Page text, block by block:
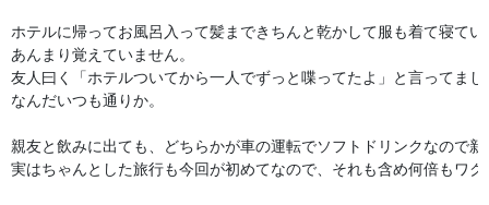
ホテルに帰ってお風呂入って髪まできちんと乾かして服も着て寝て
あんまり覚えていません。
友人曰く「ホテルついてから一人でずっと喋ってたよ」と言ってまし
なんだいつも通りか。
親友と飲みに出ても、どちらかが車の運転でソフトドリンクなので
実はちゃんとした旅行も今回が初めてなので、それも含め何倍もワ